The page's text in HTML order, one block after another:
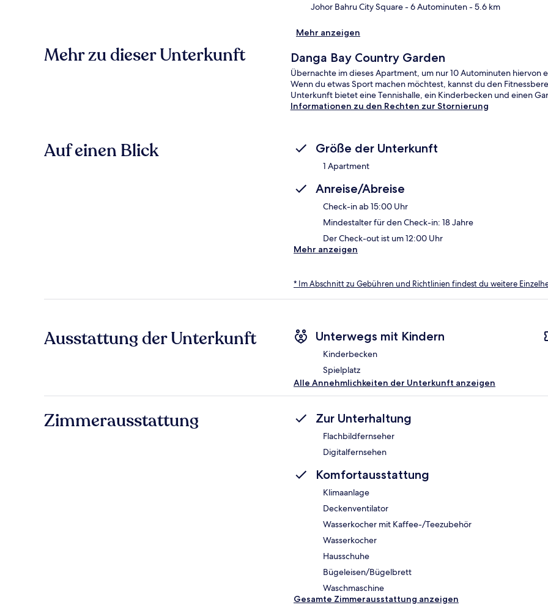
Johor Bahru City Square- 6 Autominuten- 5.6 km
Mehr anzeigen
Mehr zu dieser Unterkunft Danga Bay Country Garden
Übernachte im dieses Apartment, um nur 10 Autominuten hiervon
Wenn du etwas Sport machen möchtest, kannst du den
Unterkunft bietet eine Tennishalle, ein Kinderbecken und einen
Informationen zu den Rechten zur Stornierung
Auf einen Blick Größe der Unterkunft
1 Apartment
Anreise/Abreise
Check-in ab 15:00 Uhr
Mindestalter für den Check-in: 18 Jahre
Der Check-out ist um 12:00 Uhr
Mehr anzeigen
* Im Abschnitt zu Gebühren und Richtlinien findest du weitere
Ausstattung der Unterkunft Unterwegs mit Kindern
Kinderbecken
Spielplatz
Alle Annehmlichkeiten der Unterkunft anzeigen
Zimmerausstattung Zur Unterhaltung
Flachbildfernseher
Digitalfernsehen
Komfortausstattung
Klimaanlage
Deckenventilator
Wasserkocher mit Kaffee-/Teezubehör
Wasserkocher
Hausschuhe
Bügeleisen/Bügelbrett
Waschmaschine
Gesamte Zimmerausstattung anzeigen